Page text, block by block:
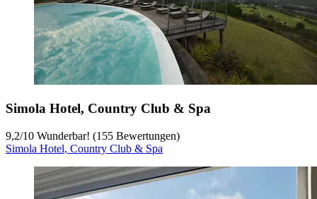
Simola Hotel, Country Club & Spa
9,2/10 Wunderbar! (155 Bewertungen)
Simola Hotel, Country Club & Spa